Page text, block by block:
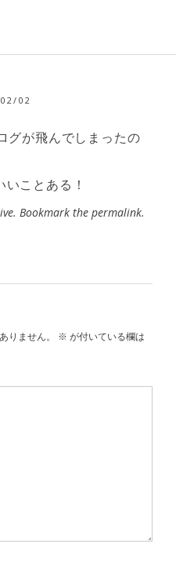
02
グが飛んでしまったの
ことある！
. Bookmark the permalink.
りません。
※ が付いている欄は